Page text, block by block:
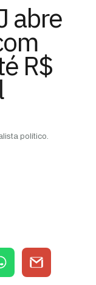
abre
R$
político.